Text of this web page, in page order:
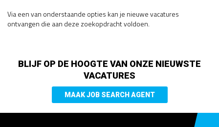
Via een van onderstaande opties kan je nieuwe vacatures
ontvangen die aan deze zoekopdracht voldoen.
BLIJF OP DE HOOGTE VAN ONZE NIEUWSTE
VACATURES
MAAK JOB SEARCH AGENT